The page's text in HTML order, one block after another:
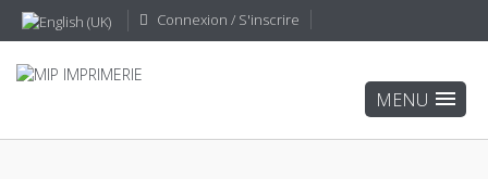
Connexion / S'inscrire